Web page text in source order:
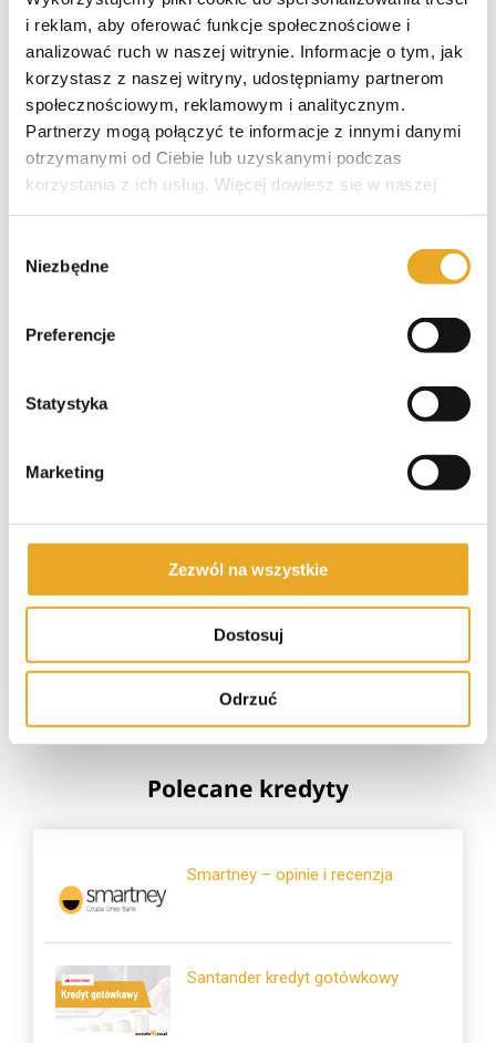
i reklam, aby oferować funkcje społecznościowe i
analizować ruch w naszej witrynie. Informacje o tym, jak
korzystasz z naszej witryny, udostępniamy partnerom
społecznościowym, reklamowym i analitycznym.
Partnerzy mogą połączyć te informacje z innymi danymi
otrzymanymi od Ciebie lub uzyskanymi podczas
korzystania z ich usług. Więcej dowiesz się w naszej
zgody
Niezbędne
Preferencje
Statystyka
Marketing
Zezwól na wszystkie
Dostosuj
Odrzuć
Polecane pożyczki
SuperGrosz – opinie i recenzja
Crezu – opinie i recenzja
Tarata – opinie i recenzja
Polecane kredyty
Smartney – opinie i recenzja
Santander kredyt gotówkowy